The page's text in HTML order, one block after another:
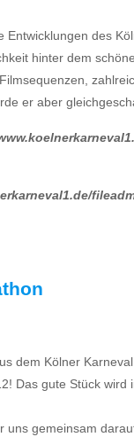
des
hinter dem
er aber
dem Kölner
Das gute Stück
gemeinsam